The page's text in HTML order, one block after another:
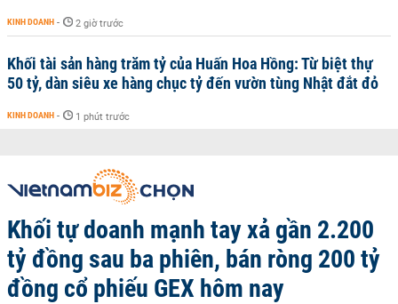
KINH DOANH - 2 giờ trước
Khối tài sản hàng trăm tỷ của Huấn Hoa Hồng: Từ biệt thự
50 tỷ, dàn siêu xe hàng chục tỷ đến vườn tùng Nhật đắt đỏ
KINH DOANH - 1 phút trước
Khối tự doanh mạnh tay xả gần 2.200
tỷ đồng sau ba phiên, bán ròng 200 tỷ
đồng cổ phiếu GEX hôm nay